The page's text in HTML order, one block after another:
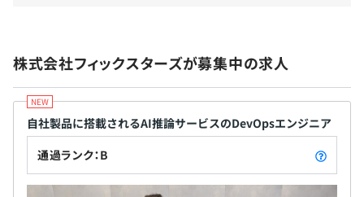
334名
＜在籍エンジニア例＞
【エグゼクティブエンジニア】
・社員旅行の旅費・滞在費
各種制度：
・社員持株会制度：持株会奨励金として拠出金額の100％
を補助
・社外活動費補助：社外セミナー、勉強会、プログラミン
グコンテスト、国際学会等の参加費用補助
りました。「高速化」の領域に特化することで圧倒
的な競争力を構築し、独立行政法人や、大手電機メ
ーカ、医療・車載等の産業機器メーカ、大手金融機
関から、他では受けられないようなR&D部門の開発
プロジェクトや、競争力の源泉となるコア領域のソ
フトウェア開発を支援しています。
株式会社フィックスターズが募集中の求人
自社製品に搭載されるAI推論サービスのDevOpsエンジニア
通過ランク：B